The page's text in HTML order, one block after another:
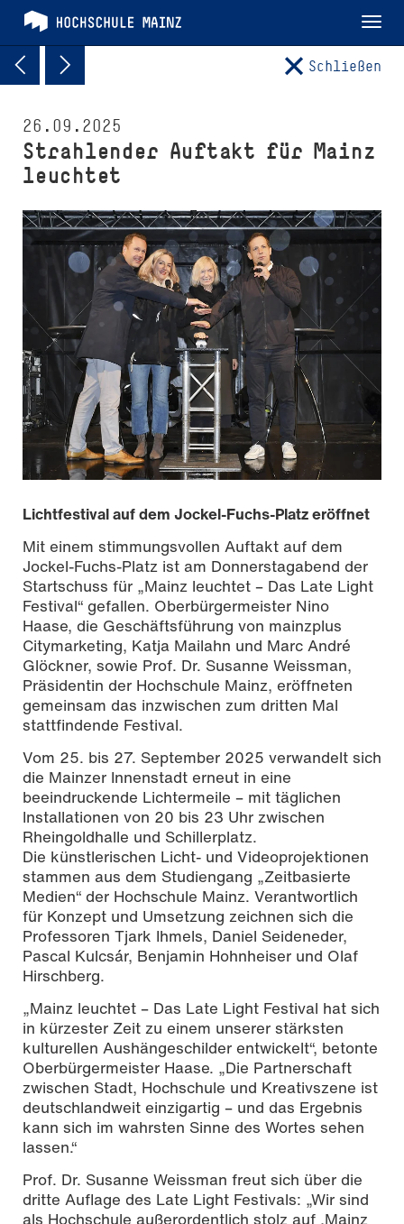
Schließen
26.09.2025
Strahlender Auftakt für Mainz
leuchtet
Lichtfestival auf dem Jockel-Fuchs-Platz eröffnet
Mit einem stimmungsvollen Auftakt auf dem
Jockel-Fuchs-Platz ist am Donnerstagabend der
Startschuss für „Mainz leuchtet – Das Late Light
Festival“ gefallen. Oberbürgermeister Nino
Haase, die Geschäftsführung von mainzplus
Citymarketing, Katja Mailahn und Marc André
Glöckner, sowie Prof. Dr. Susanne Weissman,
Präsidentin der Hochschule Mainz, eröffneten
gemeinsam das inzwischen zum dritten Mal
stattfindende Festival.
Vom 25. bis 27. September 2025 verwandelt sich
die Mainzer Innenstadt erneut in eine
beeindruckende Lichtermeile – mit täglichen
Installationen von 20 bis 23 Uhr zwischen
Rheingoldhalle und Schillerplatz.
Die künstlerischen Licht- und Videoprojektionen
stammen aus dem Studiengang „Zeitbasierte
Medien“ der Hochschule Mainz. Verantwortlich
für Konzept und Umsetzung zeichnen sich die
Professoren Tjark Ihmels, Daniel Seideneder,
Pascal Kulcsár, Benjamin Hohnheiser und Olaf
Hirschberg.
„Mainz leuchtet – Das Late Light Festival hat sich
in kürzester Zeit zu einem unserer stärksten
kulturellen Aushängeschilder entwickelt“, betonte
Oberbürgermeister Haase. „Die Partnerschaft
zwischen Stadt, Hochschule und Kreativszene ist
deutschlandweit einzigartig – und das Ergebnis
kann sich im wahrsten Sinne des Wortes sehen
lassen.“
Prof. Dr. Susanne Weissman freut sich über die
dritte Auflage des Late Light Festivals: „Wir sind
als Hochschule außerordentlich stolz auf ‚Mainz